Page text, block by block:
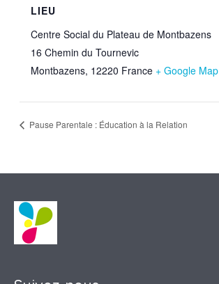
LIEU
Centre Social du Plateau de Montbazens
16 Chemin du Tournevic
Montbazens, 12220 France + Google Map
Pause Parentale : Éducation à la Relation